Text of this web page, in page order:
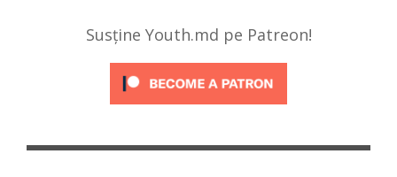
Susține Youth.md pe Patreon!